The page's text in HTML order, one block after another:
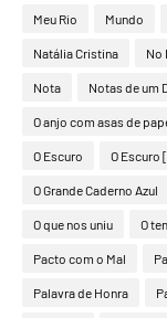
Meu Rio Mundo
Natália Cristina No
Nota Notas de um
O anjo com asas de
O Escuro O Escuro
O Grande Caderno Azul
O que nos uniu O
Pacto com o Mal
Palavra de Honra